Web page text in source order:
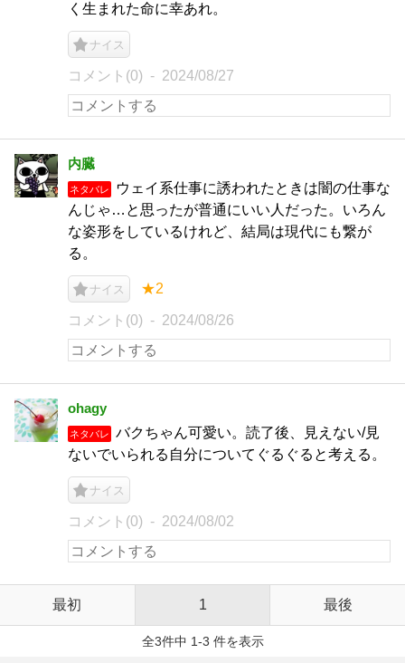
く生まれた命に幸あれ。
ナイス
コメント(0) 2024/08/27
内臓
ネタバレ
ウェイ系仕事に誘われたときは闇の仕事な
んじゃ…と思ったが普通にいい人だった。いろん
な姿形をしているけれど、結局は現代にも繋が
る。
ナイス ★2
コメント(0) 2024/08/26
ohagy
ネタバレ
バクちゃん可愛い。読了後、見えない/見
ないでいられる自分についてぐるぐると考える。
ナイス
コメント(0) 2024/08/02
最初 1 最後
全3件中 1-3 件を表示